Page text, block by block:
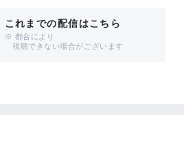
これまでの配信はこちら
※ 都合により
視聴できない場合がございます